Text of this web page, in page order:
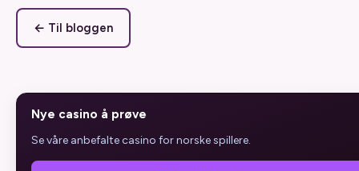
← Til bloggen
Nye casino å prøve
Se våre anbefalte casino for norske spillere.